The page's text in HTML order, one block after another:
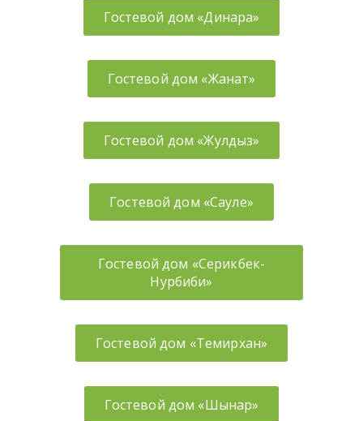
Гостевой дом «Динара»
Гостевой дом «Жанат»
Гостевой дом «Жулдыз»
Гостевой дом «Сауле»
Гостевой дом «Серикбек-
Нурбиби»
Гостевой дом «Темирхан»
Гостевой дом «Шынар»